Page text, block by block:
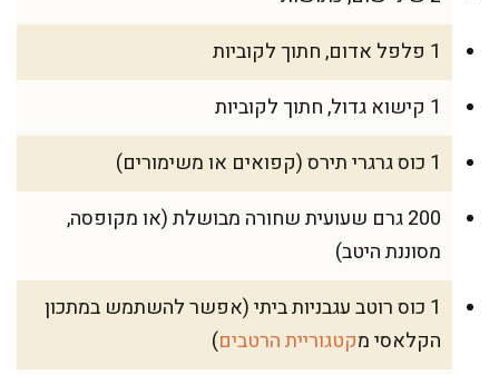
1 פלפל אדום, חתוך לקוביות
1 קישוא גדול, חתוך לקוביות
1 כוס גרגרי תירס (קפואים או משימורים)
200 גרם שעועית שחורה מבושלת (או מקופסה,
מסוננת היטב)
1 כוס רוטב עגבניות ביתי (אפשר להשתמש במתכון
הקלאסי מקטגוריית הרטבים)